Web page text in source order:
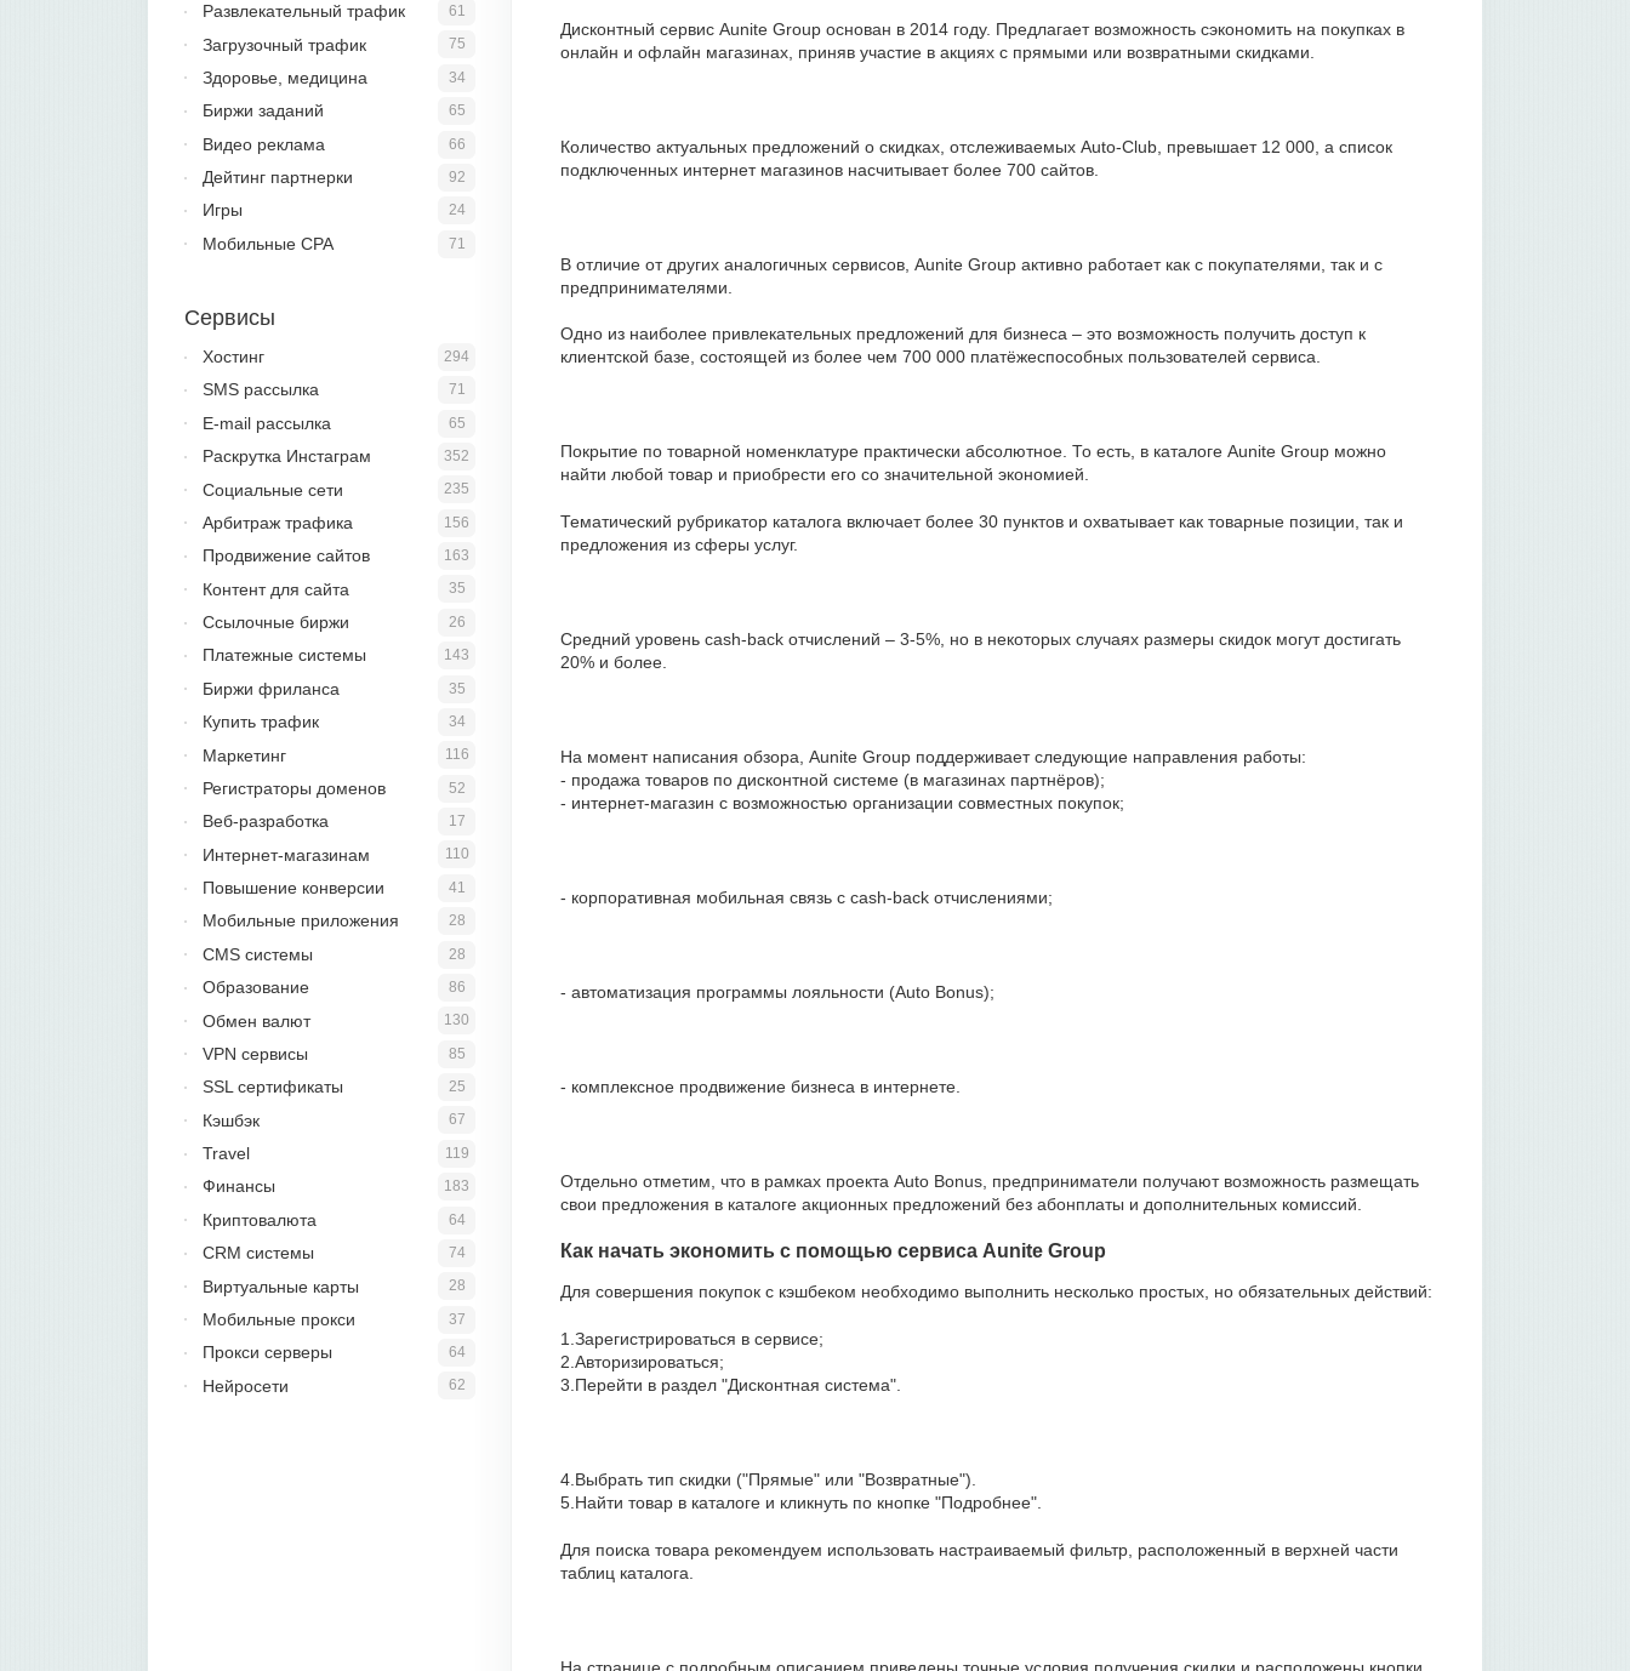
Дисконтный сервис Aunite Group основан в 2014 году. Предлагает возможность сэкономить на покупках в
онлайн и офлайн магазинах, приняв участие в акциях с прямыми или возвратными скидками.
Количество актуальных предложений о скидках, отслеживаемых Auto-Club, превышает 12 000, а список
подключенных интернет магазинов насчитывает более 700 сайтов.
В отличие от других аналогичных сервисов, Aunite Group активно работает как с покупателями, так и с
предпринимателями.
Одно из наиболее привлекательных предложений для бизнеса – это возможность получить доступ к
клиентской базе, состоящей из более чем 700 000 платёжеспособных пользователей сервиса.
Покрытие по товарной номенклатуре практически абсолютное. То есть, в каталоге Aunite Group можно
найти любой товар и приобрести его со значительной экономией.
Тематический рубрикатор каталога включает более 30 пунктов и охватывает как товарные позиции, так и
предложения из сферы услуг.
Средний уровень cash-back отчислений – 3-5%, но в некоторых случаях размеры скидок могут достигать
20% и более.
На момент написания обзора, Aunite Group поддерживает следующие направления работы:
- продажа товаров по дисконтной системе (в магазинах партнёров);
- интернет-магазин с возможностью организации совместных покупок;
- корпоративная мобильная связь с cash-back отчислениями;
- автоматизация программы лояльности (Auto Bonus);
- комплексное продвижение бизнеса в интернете.
Отдельно отметим, что в рамках проекта Auto Bonus, предприниматели получают возможность размещать
свои предложения в каталоге акционных предложений без абонплаты и дополнительных комиссий.
Как начать экономить с помощью сервиса Aunite Group
Для совершения покупок с кэшбеком необходимо выполнить несколько простых, но обязательных действий:
1.Зарегистрироваться в сервисе;
2.Авторизироваться;
3.Перейти в раздел "Дисконтная система".
4.Выбрать тип скидки ("Прямые" или "Возвратные").
5.Найти товар в каталоге и кликнуть по кнопке "Подробнее".
Для поиска товара рекомендуем использовать настраиваемый фильтр, расположенный в верхней части
таблиц каталога.
61
Развлекательный трафик
75
Загрузочный трафик
34
Здоровье, медицина
65
Биржи заданий
66
Видео реклама
92
Дейтинг партнерки
24
Игры
71
Мобильные CPA
Сервисы
294
Хостинг
71
SMS рассылка
65
E-mail рассылка
352
Раскрутка Инстаграм
235
Социальные сети
156
Арбитраж трафика
163
Продвижение сайтов
35
Контент для сайта
26
Ссылочные биржи
143
Платежные системы
35
Биржи фриланса
34
Купить трафик
116
Маркетинг
52
Регистраторы доменов
17
Веб-разработка
110
Интернет-магазинам
41
Повышение конверсии
28
Мобильные приложения
28
CMS системы
86
Образование
130
Обмен валют
85
VPN сервисы
25
SSL сертификаты
67
Кэшбэк
119
Travel
183
Финансы
64
Криптовалюта
74
CRM системы
28
Виртуальные карты
37
Мобильные прокси
64
Прокси серверы
62
Нейросети